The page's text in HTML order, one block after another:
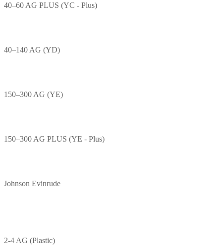
40–60 AG PLUS (YC - Plus)
40–140 AG (YD)
150–300 AG (YE)
150–300 AG PLUS (YE - Plus)
Johnson Evinrude
2-4 AG (Plastic)